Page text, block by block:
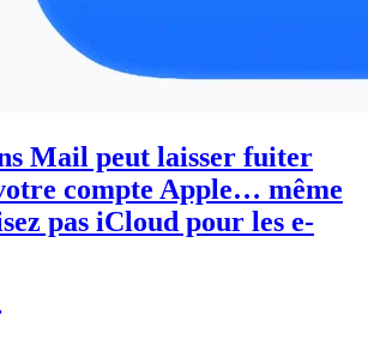
Mail peut laisser fuiter
compte Apple… même
pas iCloud pour les e-